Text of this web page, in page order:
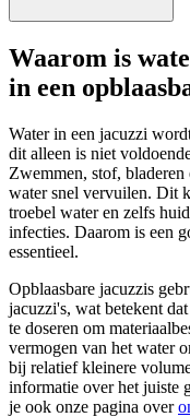
Waarom is
in een
Water in een jacuzzi
dit alleen is niet
Zwemmen, stof,
water snel vervuilen. Dit
troebel water en zelfs
infecties. Daarom is een
essentieel.
Opblaasbare jacuzzis
jacuzzi's, wat betekent
te doseren om
vermogen van het water
bij relatief kleinere
informatie over het juiste
je ook onze pagina over